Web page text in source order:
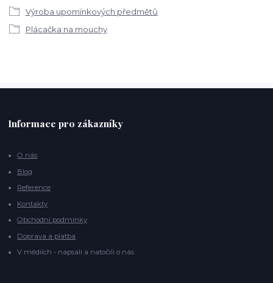
Výroba upomínkových předmětů
Plácačka na mouchy
Informace pro zákazníky
O nás
Blog
Reference
Kontakty
Obchodní podmínky
Doprava a platba
V médiích - napsali a natočili o nás